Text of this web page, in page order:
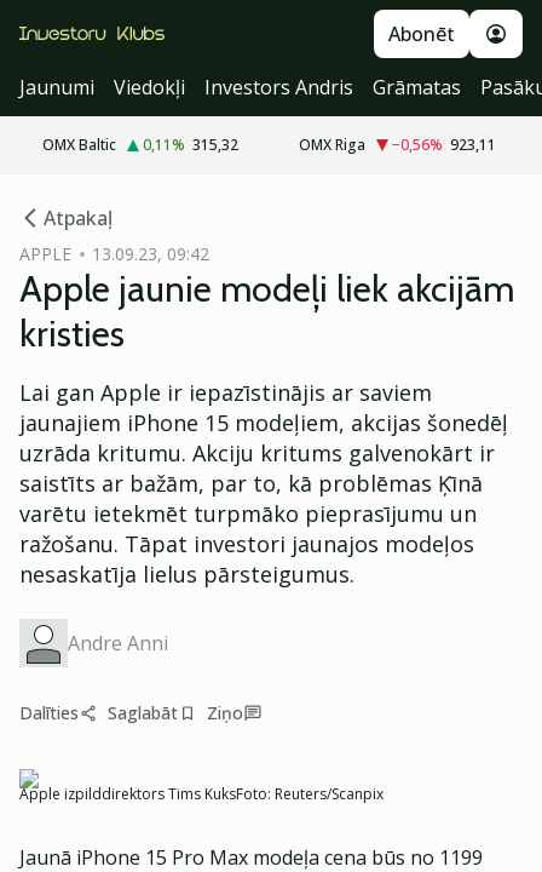
Abonēt
Jaunumi
Viedokļi Investors Andris Grāmatas
OMX Baltic 0,11% 315,32 OMX Riga −0,56% 923,11
Atpakaļ
APPLE 13.09.23, 09:42
Apple jaunie modeļi liek akcijām
kristies
Lai gan Apple ir iepazīstinājis ar saviem
jaunajiem iPhone 15 modeļiem, akcijas šonedēļ
uzrāda kritumu. Akciju kritums galvenokārt ir
saistīts ar bažām, par to, kā problēmas Ķīnā
varētu ietekmēt turpmāko pieprasījumu un
ražošanu. Tāpat investori jaunajos modeļos
nesaskatīja lielus pārsteigumus.
Andre Anni
Dalīties Saglabāt Ziņo
Apple izpilddirektors Tims KuksFoto: Reuters/Scanpix
Jaunā iPhone 15 Pro Max modeļa cena būs no 1199